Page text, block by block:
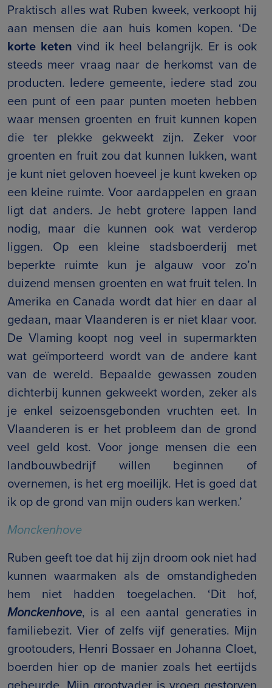
Praktisch alles wat Ruben kweek, verkoopt hij
aan mensen die aan huis komen kopen. ‘De
korte keten vind ik heel belangrijk. Er is ook
steeds meer vraag naar de herkomst van de
producten. Iedere gemeente, iedere stad zou
een punt of een paar punten moeten hebben
waar mensen groenten en fruit kunnen kopen
die ter plekke gekweekt zijn. Zeker voor
groenten en fruit zou dat kunnen lukken, want
je kunt niet geloven hoeveel je kunt kweken op
een kleine ruimte. Voor aardappelen en graan
ligt dat anders. Je hebt grotere lappen land
nodig, maar die kunnen ook wat verderop
liggen. Op een kleine stadsboerderij met
beperkte ruimte kun je algauw voor zo’n
duizend mensen groenten en wat fruit telen. In
Amerika en Canada wordt dat hier en daar al
gedaan, maar Vlaanderen is er niet klaar voor.
De Vlaming koopt nog veel in supermarkten
wat geïmporteerd wordt van de andere kant
van de wereld. Bepaalde gewassen zouden
dichterbij kunnen gekweekt worden, zeker als
je enkel seizoensgebonden vruchten eet. In
Vlaanderen is er het probleem dan de grond
veel geld kost. Voor jonge mensen die een
landbouwbedrijf willen beginnen of
overnemen, is het erg moeilijk. Het is goed dat
ik op de grond van mijn ouders kan werken.’
Monckenhove
Ruben geeft toe dat hij zijn droom ook niet had
kunnen waarmaken als de omstandigheden
hem niet hadden toegelachen. ‘Dit hof,
Monckenhove, is al een aantal generaties in
familiebezit. Vier of zelfs vijf generaties. Mijn
grootouders, Henri Bossaer en Johanna Cloet,
boerden hier op de manier zoals het eertijds